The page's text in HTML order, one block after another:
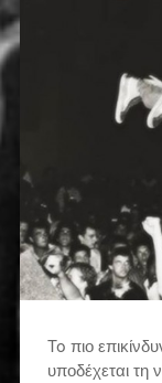
To πιο
υποδέχεται τη